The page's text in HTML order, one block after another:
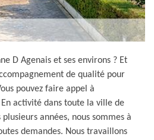
D Agenais et ses environs ? Et
de qualité pour
pouvez faire appel à
En activité dans toute la ville de
plusieurs années, nous sommes à
demandes. Nous travaillons